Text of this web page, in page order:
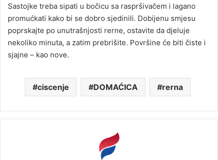
Sastojke treba sipati u bočicu sa raspršivačem i lagano
promućkati kako bi se dobro sjedinili. Dobijenu smjesu
poprskajte po unutrašnjosti rerne, ostavite da djeluje
nekoliko minuta, a zatim prebrišite. Površine će biti čiste i
sjajne – kao nove.
ciscenje DOMAĆICA rerna